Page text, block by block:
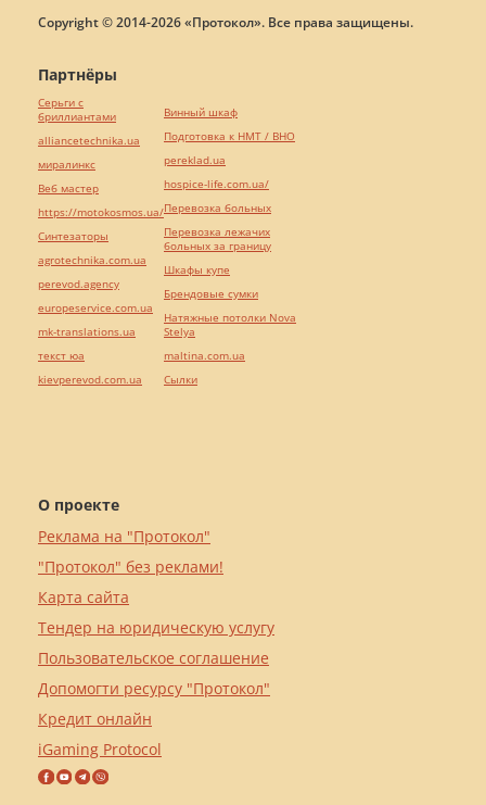
Copyright © 2014-2026 «Протокол». Все права защищены.
О проекте
Реклама на "Протокол"
"Протокол" без реклами!
Карта сайта
Тендер на юридическую услугу
Пользовательское соглашение
Допомогти ресурсу "Протокол"
Кредит онлайн
iGaming Protocol
Партнёры
Серьги с
бриллиантами
alliancetechnika.ua
миралинкс
Веб мастер
https://motokosmos.ua/
Синтезаторы
agrotechnika.com.ua
perevod.agency
europeservice.com.ua
mk-translations.ua
текст юа
kievperevod.com.ua
Винный шкаф
Подготовка к НМТ / ВНО
pereklad.ua
hospice-life.com.ua/
Перевозка больных
Перевозка лежачих
больных за границу
Шкафы купе
Брендовые сумки
Натяжные потолки Nova
Stelya
maltina.com.ua
Cылки